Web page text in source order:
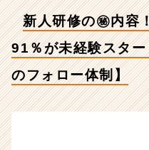
ロ
ー
体
【株
会
新人研修の㊙内容
91％が未経験スタ
のフォロー体制】